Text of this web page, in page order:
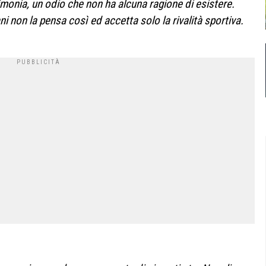
un odio che non ha alcuna ragione di esistere.
non la pensa così ed accetta solo la rivalità sportiva.